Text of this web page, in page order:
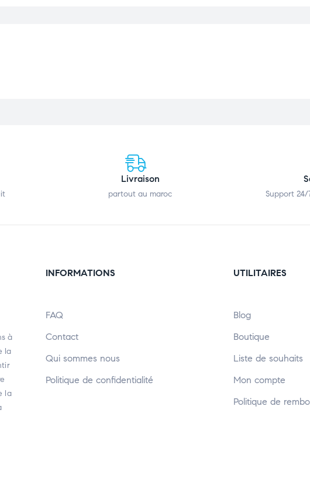
Livraison
partout au maroc Support
à
la
la
INFORMATIONS
FAQ
Contact
Qui sommes nous
Politique de confidentialité
UTILITAIRES
Blog
Boutique
Liste de souhaits
Mon compte
Politique de